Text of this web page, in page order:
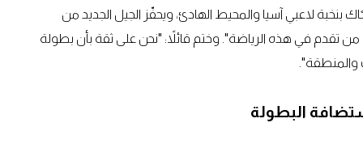
لاعبي آسيا والمحيط الهادئ، ويحفّز الجيل الجديد من
من تقدم في هذه الرياضة". وختم قائلاً: "نحن على ثقة بأن بطولة
والمنطقة".
البطولة